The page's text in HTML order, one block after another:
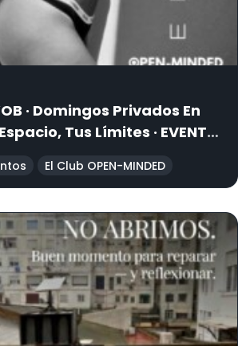
· Domingos Privados En
Tus Límites · EVENTO
El Club OPEN-MINDED